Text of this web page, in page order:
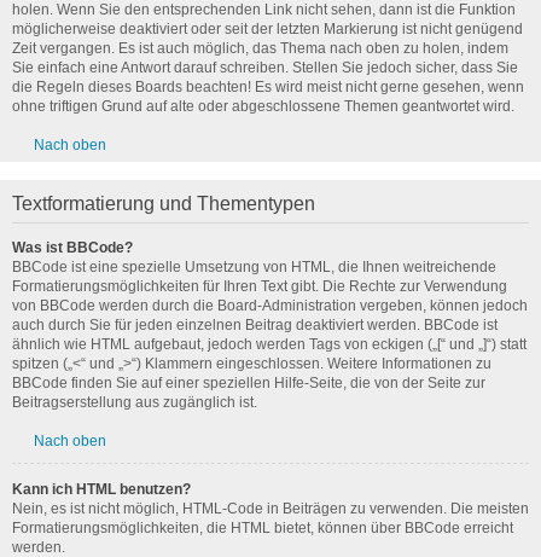
holen. Wenn Sie den entsprechenden Link nicht sehen, dann ist die Funktion
möglicherweise deaktiviert oder seit der letzten Markierung ist nicht genügend
Zeit vergangen. Es ist auch möglich, das Thema nach oben zu holen, indem
Sie einfach eine Antwort darauf schreiben. Stellen Sie jedoch sicher, dass Sie
die Regeln dieses Boards beachten! Es wird meist nicht gerne gesehen, wenn
ohne triftigen Grund auf alte oder abgeschlossene Themen geantwortet wird.
Nach oben
Textformatierung und Thementypen
Was ist BBCode?
BBCode ist eine spezielle Umsetzung von HTML, die Ihnen weitreichende
Formatierungsmöglichkeiten für Ihren Text gibt. Die Rechte zur Verwendung
von BBCode werden durch die Board-Administration vergeben, können jedoch
auch durch Sie für jeden einzelnen Beitrag deaktiviert werden. BBCode ist
ähnlich wie HTML aufgebaut, jedoch werden Tags von eckigen („[“ und „]“) statt
spitzen („<“ und „>“) Klammern eingeschlossen. Weitere Informationen zu
BBCode finden Sie auf einer speziellen Hilfe-Seite, die von der Seite zur
Beitragserstellung aus zugänglich ist.
Nach oben
Kann ich HTML benutzen?
Nein, es ist nicht möglich, HTML-Code in Beiträgen zu verwenden. Die meisten
Formatierungsmöglichkeiten, die HTML bietet, können über BBCode erreicht
werden.